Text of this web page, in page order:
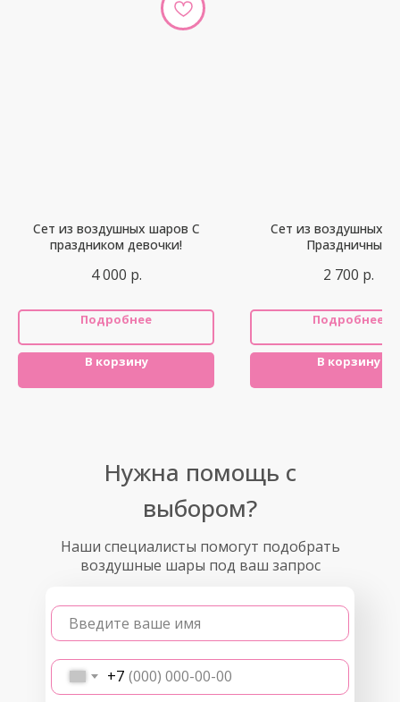
Сет из воздушных шаров С
праздником девочки!
4 000 р.
Подробнее
В корзину
Сет из воздушных
Праздничный
2 700 р.
Подробнее
В корзину
Наши специалисты помогут подобрать
воздушные шары под ваш запрос
Введите ваше имя
+7
Нужна помощь с
выбором?